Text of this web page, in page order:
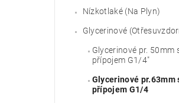
Nízkotlaké (Na Plyn)
Glycerinové
Glycerinové pr. 50mm
přípojem G1/4"
Glycerinové pr.63mm
přípojem G1/4